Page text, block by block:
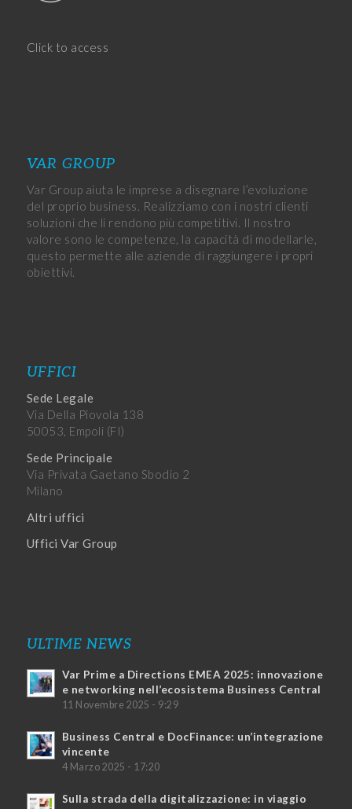
Click to access
VAR GROUP
Var Group aiuta le imprese a disegnare l’evoluzione
del proprio business. Realizziamo con i nostri clienti
soluzioni che li rendono più competitivi. Il nostro
valore sono le competenze, la capacità di modellarle,
questo permette alle aziende di raggiungere i propri
obiettivi.
UFFICI
Sede Legale
Via Della Piovola 138
50053, Empoli (FI)
Sede Principale
Via Privata Gaetano Sbodio 2
Milano
Altri uffici
Uffici Var Group
ULTIME NEWS
Var Prime a Directions EMEA 2025: innovazione
e networking nell’ecosistema Business Central
11 Novembre 2025 - 9:29
Business Central e DocFinance: un’integrazione
vincente
4 Marzo 2025 - 17:20
Sulla strada della digitalizzazione: in viaggio